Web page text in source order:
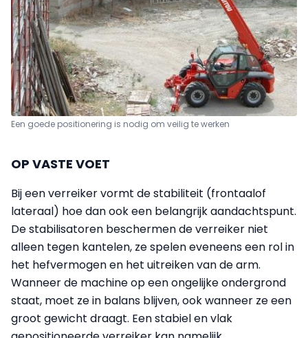
Een goede positionering is nodig om veilig te werken
OP VASTE VOET
Bij een verreiker vormt de stabiliteit (frontaalof
lateraal) hoe dan ook een belangrijk aandachtspunt.
De stabilisatoren beschermen de verreiker niet
alleen tegen kantelen, ze spelen eveneens een rol in
het hefvermogen en het uitreiken van de arm.
Wanneer de machine op een ongelijke ondergrond
staat, moet ze in balans blijven, ook wanneer ze een
groot gewicht draagt. Een stabiel en vlak